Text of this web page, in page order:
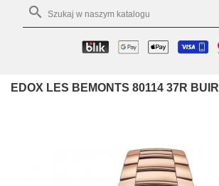

EDOX LES BEMONTS 80114 37R BUIR